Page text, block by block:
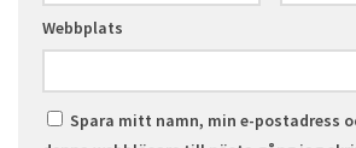
Webbplats
Spara mitt namn, min e-postadress